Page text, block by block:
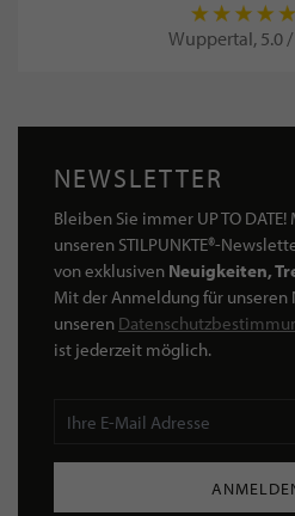
Wuppertal, 5.0 /
NEWSLETTER
Bleiben Sie immer UP TO
unseren STILPUNKTE®-
von exklusiven Neuigkeiten,
Mit der Anmeldung für
unseren
ist jederzeit möglich.